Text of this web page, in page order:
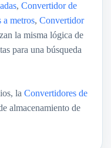
, Convertidor de
a metros, Convertidor
la misma lógica de
para una búsqueda
la Convertidores de
almacenamiento de